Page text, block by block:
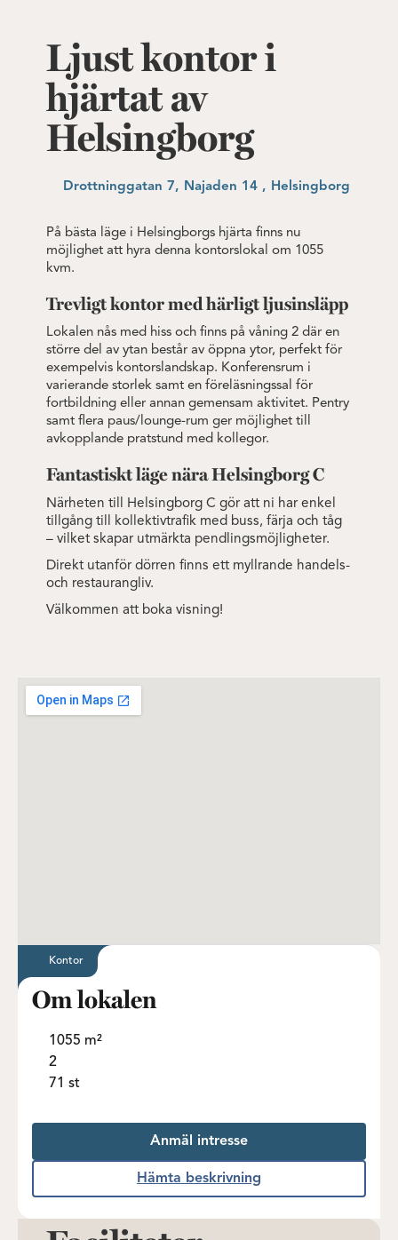
Ljust kontor i
hjärtat av
Helsingborg
Drottninggatan 7, Najaden 14 , Helsingborg
På bästa läge i Helsingborgs hjärta finns nu
möjlighet att hyra denna kontorslokal om 1055
kvm.
Trevligt kontor med härligt ljusinsläpp
Lokalen nås med hiss och finns på våning 2 där en
större del av ytan består av öppna ytor, perfekt för
exempelvis kontorslandskap. Konferensrum i
varierande storlek samt en föreläsningssal för
fortbildning eller annan gemensam aktivitet. Pentry
samt flera paus/lounge-rum ger möjlighet till
avkopplande pratstund med kollegor.
Fantastiskt läge nära Helsingborg C
Närheten till Helsingborg C gör att ni har enkel
tillgång till kollektivtrafik med buss, färja och tåg
– vilket skapar utmärkta pendlingsmöjligheter.
Direkt utanför dörren finns ett myllrande handels-
och restaurangliv.
Välkommen att boka visning!
Kontor
Om lokalen
1055 m²
2
71 st
Anmäl intresse
Hämta beskrivning